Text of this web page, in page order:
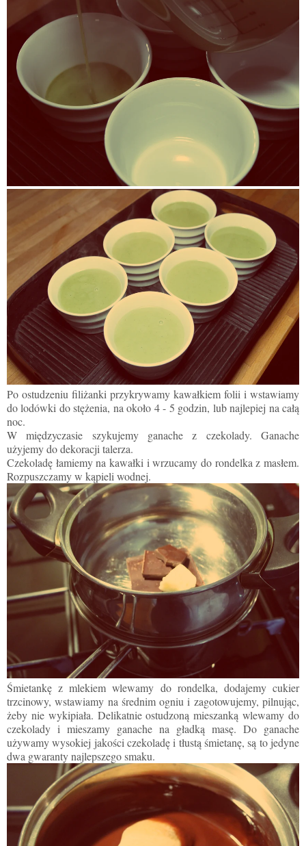
Po ostudzeniu filiżanki przykrywamy kawałkiem folii i wstawiamy
do lodówki do stężenia, na około 4 - 5 godzin, lub najlepiej na całą
noc.
W międzyczasie szykujemy ganache z czekolady. Ganache
użyjemy do dekoracji talerza.
Czekoladę łamiemy na kawałki i wrzucamy do rondelka z masłem.
Rozpuszczamy w kąpieli wodnej.
Śmietankę z mlekiem wlewamy do rondelka, dodajemy cukier
trzcinowy, wstawiamy na średnim ogniu i zagotowujemy, pilnując,
żeby nie wykipiała. Delikatnie ostudzoną mieszanką wlewamy do
czekolady i mieszamy ganache na gładką masę. Do ganache
używamy wysokiej jakości czekoladę i tłustą śmietanę, są to jedyne
dwa gwaranty najlepszego smaku.